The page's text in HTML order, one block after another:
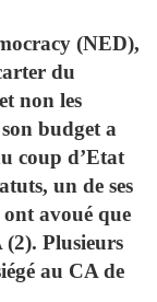
(NED),
du
non les
budget a
coup d’Etat
un de ses
avoué que
Plusieurs
au CA de